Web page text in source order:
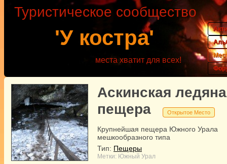
'У костра'
Туристическое сообщество
места хватит для всех!
Аскинская
пещера
Открытое Место
Крупнейшая пещера Южного Урала
мешкообразного типа
Тип: Пещеры
Метки: Южный Урал